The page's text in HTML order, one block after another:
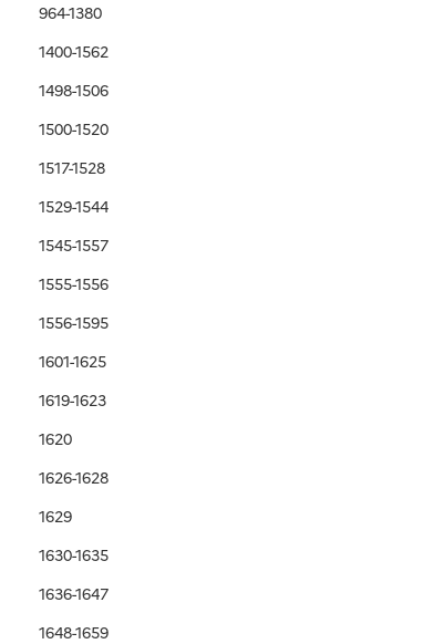
964-1380
1400-1562
1498-1506
1500-1520
1517-1528
1529-1544
1545-1557
1555-1556
1556-1595
1601-1625
1619-1623
1620
1626-1628
1629
1630-1635
1636-1647
1648-1659